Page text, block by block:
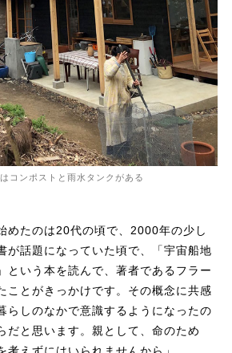
コンポストと雨水タンクがある
めたのは20代の頃で、2000年の少し
が話題になっていた頃で、「宇宙船地
という本を読んで、著者であるフラー
ことがきっかけです。その概念に共感
らしのなかで意識するようになったの
だと思います。親として、命のため